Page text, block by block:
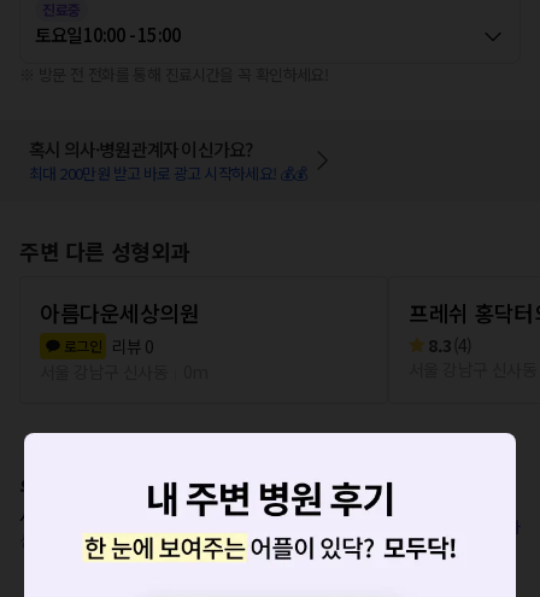
진료중
토요일10:00 - 15:00
혹시 의사·병원관계자 이신가요?
최대 200만원 받고 바로 광고 시작하세요! 💰💰
주변 다른 성형외과
아름다운세상의원
로그인 리뷰 0
프레쉬 홍닥터
8.3 (4)
위치
서울특별시 강남구 도산대로 107, SYH성형타워 1층, 5층
신사역 560m
복사